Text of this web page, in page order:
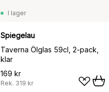
I lager
Spiegelau
Taverna Ölglas 59cl, 2-pack,
klar
169 kr
Rek. 319 kr